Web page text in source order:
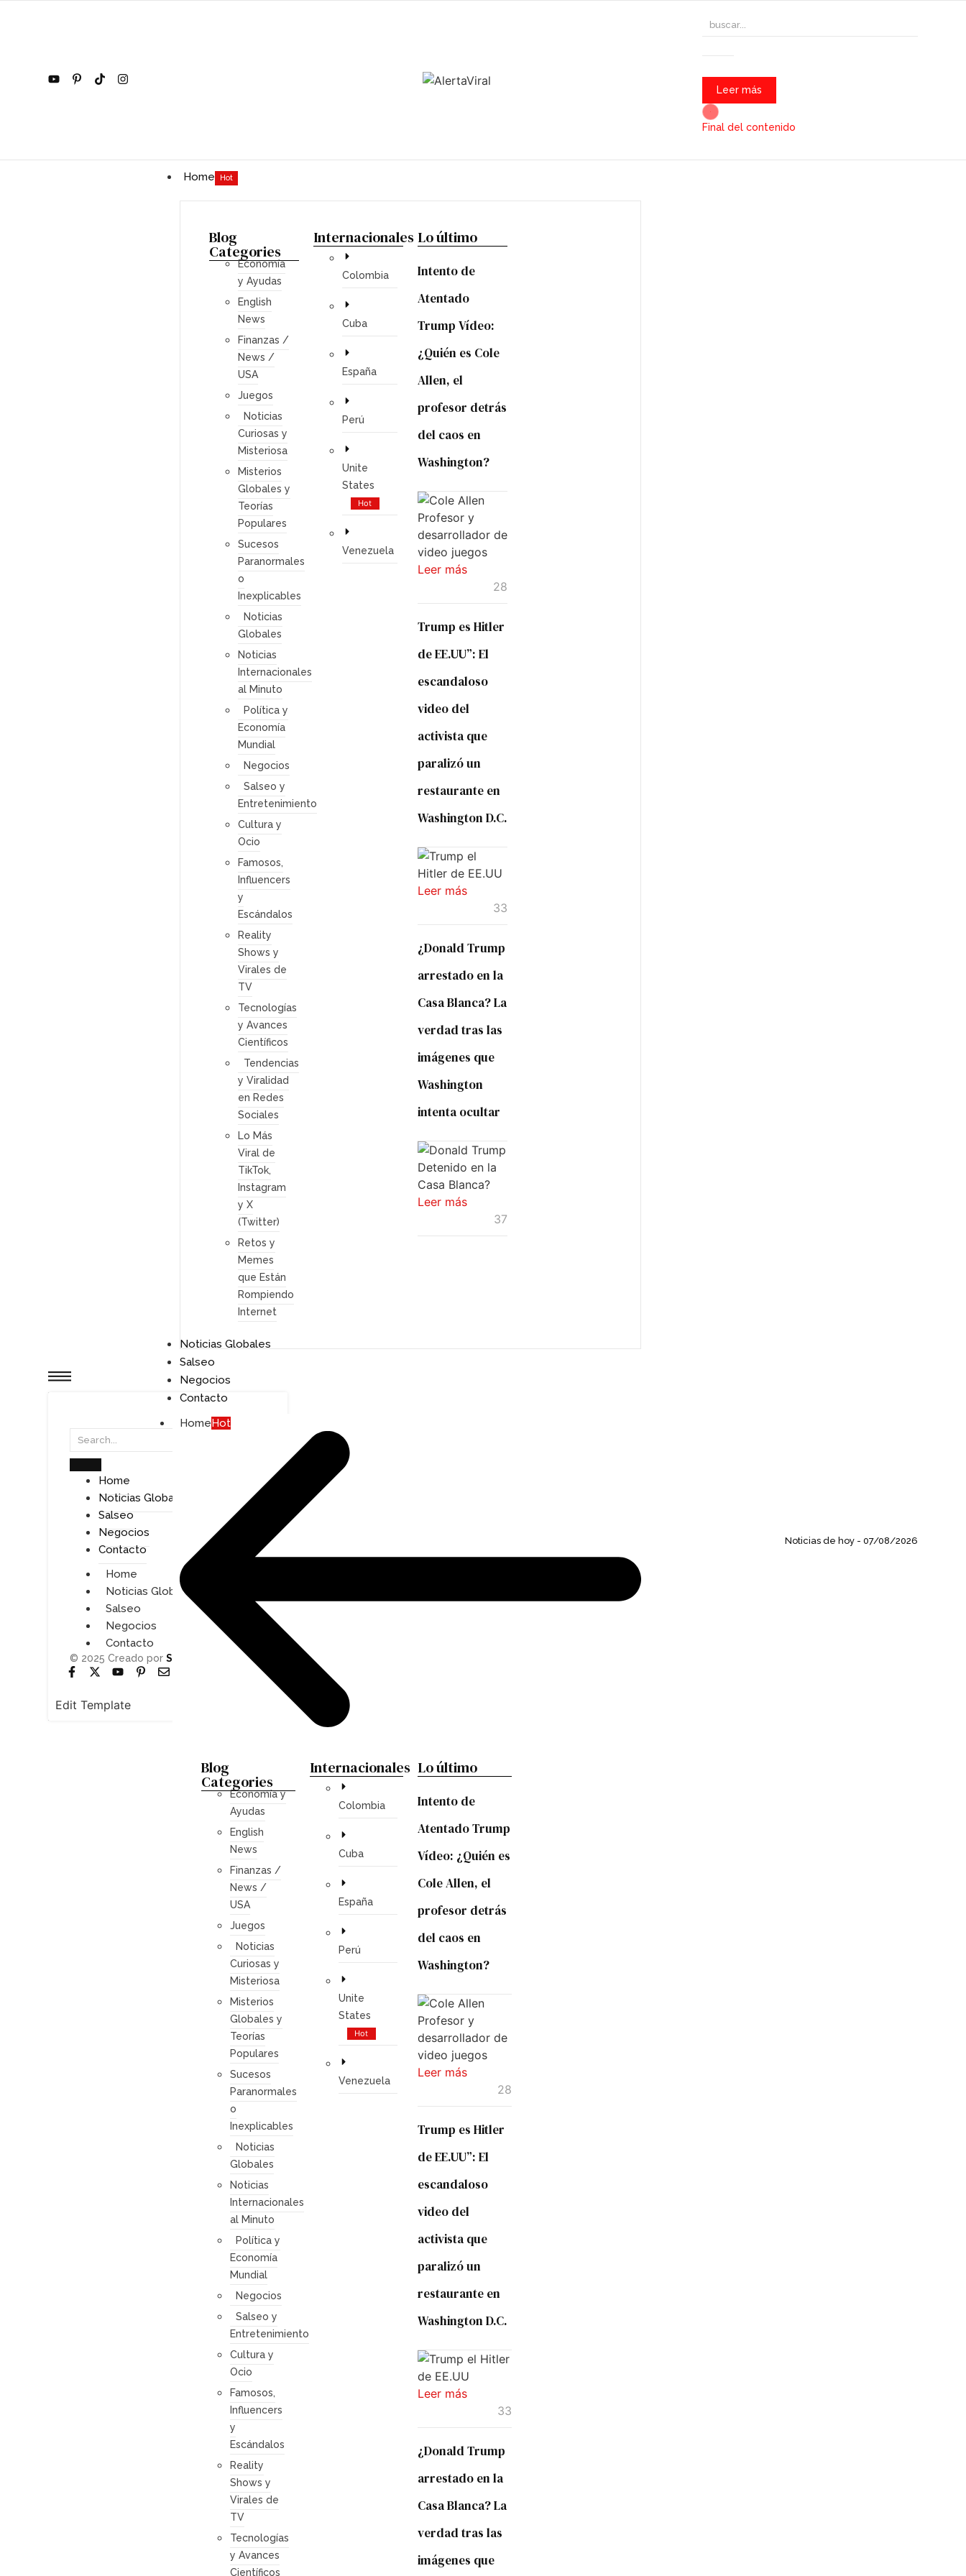
Leer más
Final del contenido
Home
Noticias Globales
Salseo
Negocios
Contacto
Home
Noticias Globales
Salseo
Negocios
Contacto
© 2025 Creado por SiteBlui
Edit Template
Home Hot
Blog
Categories
Economía
y Ayudas
English
News
Finanzas /
News /
USA
Juegos
Noticias
Curiosas y
Misteriosa
Misterios
Globales y
Teorías
Populares
Sucesos
Paranormales
o
Inexplicables
Noticias
Globales
Noticias
Internacionales
al Minuto
Política y
Economía
Mundial
Negocios
Salseo y
Entretenimiento
Cultura y
Ocio
Famosos,
Influencers
y
Escándalos
Reality
Shows y
Virales de
TV
Tecnologías
y Avances
Científicos
Tendencias
y Viralidad
en Redes
Sociales
Lo Más
Viral de
TikTok,
Instagram
y X
(Twitter)
Retos y
Memes
que Están
Rompiendo
Internet
Internacionales
Colombia
Cuba
España
Perú
Unite
States
Hot
Venezuela
Lo último
Intento de
Atentado
Trump Vídeo:
¿Quién es Cole
Allen, el
profesor detrás
del caos en
Washington?
Leer más
28
Trump es Hitler
de EE.UU”: El
escandaloso
video del
activista que
paralizó un
restaurante en
Washington D.C.
Leer más
33
¿Donald Trump
arrestado en la
Casa Blanca? La
verdad tras las
imágenes que
Washington
intenta ocultar
Leer más
37
Noticias Globales
Salseo
Negocios
Contacto
Home Hot
Blog
Categories
Economía y
Ayudas
English
News
Finanzas /
News /
USA
Juegos
Noticias
Curiosas y
Misteriosa
Misterios
Globales y
Teorías
Populares
Sucesos
Paranormales
o
Inexplicables
Noticias
Globales
Noticias
Internacionales
al Minuto
Política y
Economía
Mundial
Negocios
Salseo y
Entretenimiento
Cultura y
Ocio
Famosos,
Influencers
y
Escándalos
Reality
Shows y
Virales de
TV
Tecnologías
y Avances
Científicos
Internacionales
Colombia
Cuba
España
Perú
Unite
States
Hot
Venezuela
Lo último
Intento de
Atentado Trump
Vídeo: ¿Quién es
Cole Allen, el
profesor detrás
del caos en
Washington?
Leer más
28
Trump es Hitler
de EE.UU”: El
escandaloso
video del
activista que
paralizó un
restaurante en
Washington D.C.
Leer más
33
¿Donald Trump
arrestado en la
Casa Blanca? La
verdad tras las
imágenes que
Noticias de hoy - 07/08/2026